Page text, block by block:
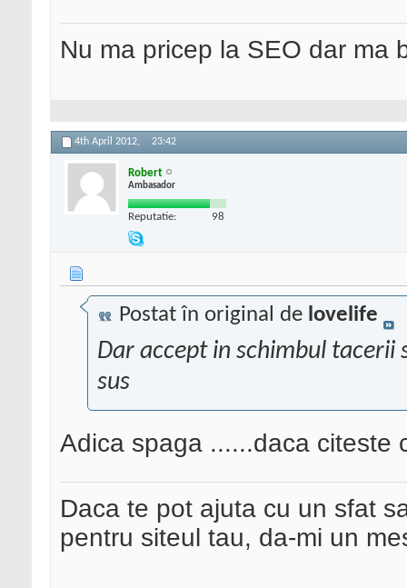
Nu ma pricep la SEO dar ma
4th April 2012, 23:42
Robert
Ambasador
Reputatie: 98
Postat în original de lovelife
Dar accept in schimbul tacerii
sus
Adica spaga ......daca citeste
Daca te pot ajuta cu un sfat
pentru siteul tau, da-mi un